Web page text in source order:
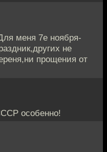
меня 7е ноября-
не
прощения от
особенно!